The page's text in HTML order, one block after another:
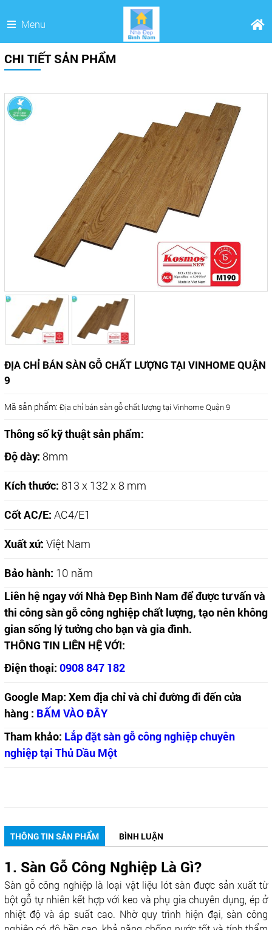
Menu
CHI TIẾT SẢN PHẨM
ĐỊA CHỈ BÁN SÀN GỖ CHẤT LƯỢNG TẠI VINHOME QUẬN
9
Mã sản phẩm: Địa chỉ bán sàn gỗ chất lượng tại Vinhome Quận 9
Thông số kỹ thuật sản phẩm:
Độ dày: 8mm
Kích thước: 813 x 132 x 8 mm
Cốt AC/E: AC4/E1
Xuất xứ: Việt Nam
Bảo hành: 10 năm
Liên hệ ngay với Nhà Đẹp Bình Nam để được tư vấn và
thi công sàn gỗ công nghiệp chất lượng, tạo nên không
gian sống lý tưởng cho bạn và gia đình.
THÔNG TIN LIÊN HỆ VỚI:
Điện thoại: 0908 847 182
Google Map: Xem địa chỉ và chỉ đường đi đến cửa
hàng : BẤM VÀO ĐÂY
Tham khảo: Lắp đặt sàn gỗ công nghiệp chuyên
nghiệp tại Thủ Dầu Một
THÔNG TIN SẢN PHẨM BÌNH LUẬN
1. Sàn Gỗ Công Nghiệp Là Gì?
Sàn gỗ công nghiệp là loại vật liệu lót sàn được sản xuất từ
bột gỗ tự nhiên kết hợp với keo và phụ gia chuyên dụng, ép ở
nhiệt độ và áp suất cao. Nhờ quy trình hiện đại, sàn công